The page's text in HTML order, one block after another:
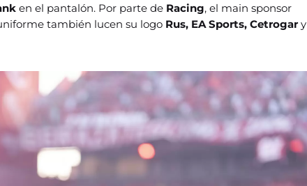
en el pantalón. Por parte de Racing, el main sponsor
también lucen su logo Rus, EA Sports, Cetrogary